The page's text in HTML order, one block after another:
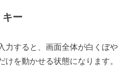
ー
力すると、画面全体が白くぼや
けを動かせる状態になります。